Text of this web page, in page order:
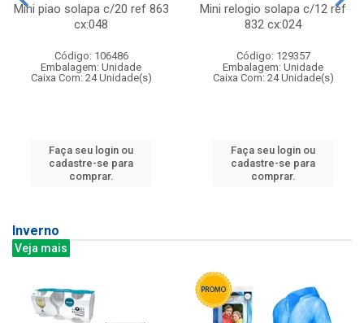
Mini piao solapa c/20 ref 863
cx:048
Código: 106486
Embalagem: Unidade
Caixa Com: 24 Unidade(s)
Faça seu login ou
cadastre-se para
comprar.
Mini relogio solapa c/12 ref
832 cx:024
Código: 129357
Embalagem: Unidade
Caixa Com: 24 Unidade(s)
Faça seu login ou
cadastre-se para
comprar.
Inverno
Veja mais